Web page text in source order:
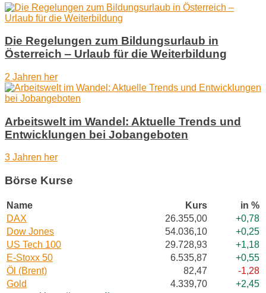
Die Regelungen zum Bildungsurlaub in
Österreich ‒ Urlaub für die Weiterbildung
2 Jahren her
Arbeitswelt im Wandel: Aktuelle Trends und
Entwicklungen bei Jobangeboten
3 Jahren her
Börse Kurse
Name Kurs
in %
DAX
26.355,00
+0,78
Dow Jones
54.036,10
+0,25
US Tech 100
29.728,93
+1,18
E-Stoxx 50
6.535,87
+0,55
Öl (Brent)
82,47
-1,28
Gold
4.339,70
+2,45